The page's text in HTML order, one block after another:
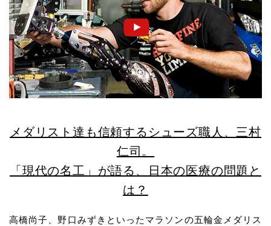
メダリスト達も信頼するシューズ職人、三村
仁司。
「現代の名工」が語る、日本の医療の問題と
は？
高橋尚子、野口みずきといったマラソンの五輪金メダリス